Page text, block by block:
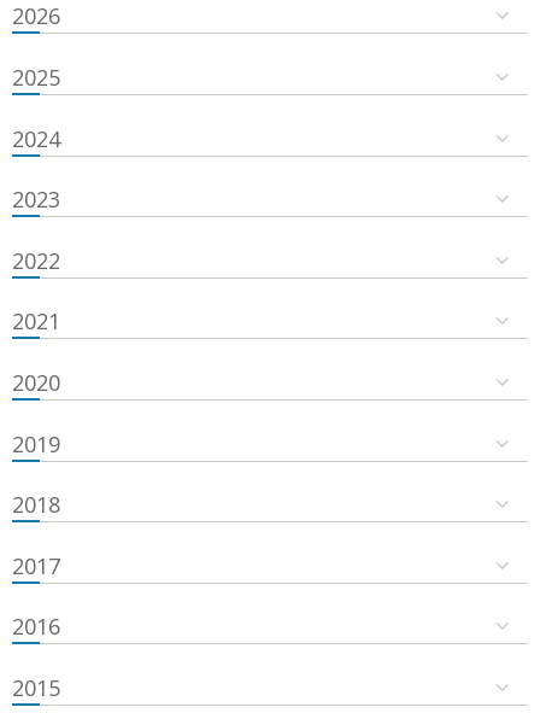
2026
2025
2024
2023
2022
2021
2020
2019
2018
2017
2016
2015